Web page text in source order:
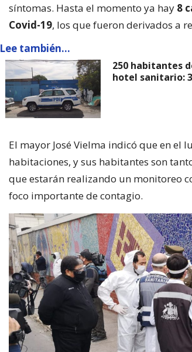
síntomas. Hasta el momento ya hay 8
Covid-19, los que fueron derivados a
Lee también...
250 habitantes
hotel sanitario:
El mayor José Vielma indicó que en el
habitaciones, y sus habitantes son
que estarán realizando un monitoreo
foco importante de contagio.